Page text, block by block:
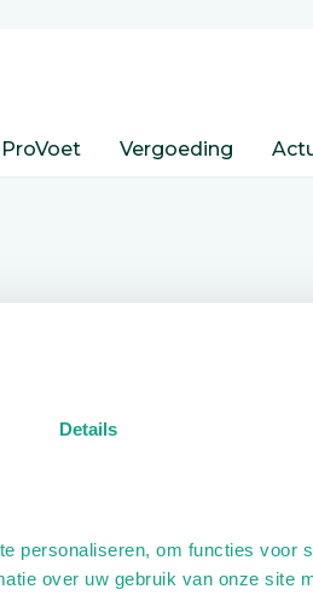
Details
personaliseren, om functies voor
over uw gebruik van onze site
Vergoeding